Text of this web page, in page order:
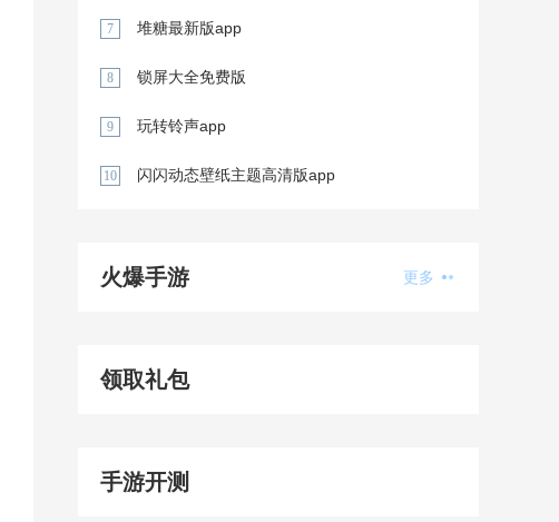
7 堆糖最新版app
8 锁屏大全免费版
9 玩转铃声app
10 闪闪动态壁纸主题高清版app
火爆手游 更多
领取礼包
手游开测